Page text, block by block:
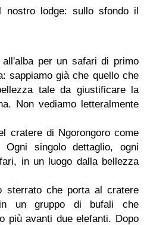
lodge: sullo sfondo il
per un safari di primo
sappiamo già che quello che
tale da giustificare la
Non vediamo letteralmente
cratere di Ngorongoro come
singolo dettaglio, ogni
in un luogo dalla bellezza
sterrato che porta al cratere
un gruppo di bufali che
più avanti due elefanti. Dopo